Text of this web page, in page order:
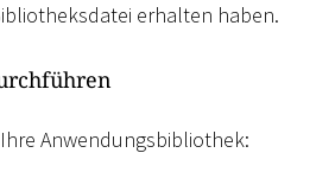
erhalten haben.
Anwendungsbibliothek: